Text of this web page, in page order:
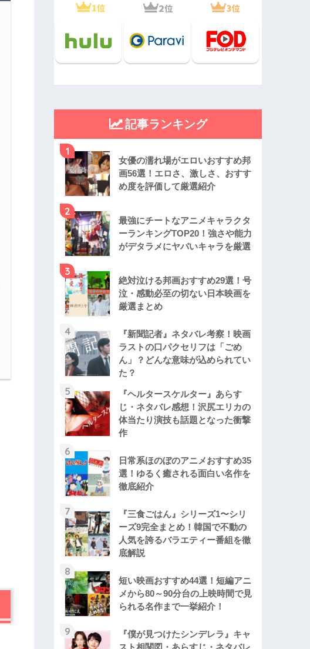
記事ランキング
1
女優の濡れ場がエロいおすすめ邦
画56選！エロさ、激しさ、おすす
め度を評価して厳選紹介
2
最強にチートなアニメキャラクタ
ーランキングTOP20！強さや能力
がデタラメにヤバいキャラを厳選
3
絶対泣ける邦画おすすめ29選！号
泣・感動必至の切ない日本映画を
厳選まとめ
4
『新聞記者』ネタバレ考察！映画
ラストの口パクセリフは「ごめ
ん」？どんな意味が込められてい
た？
5
『ヘルタースケルター』あらす
じ・ネタバレ感想！沢尻エリカの
体当たり演技も話題となった衝撃
作
6
日常系ほのぼのアニメおすすめ35
選！ゆるく癒される面白い名作を
徹底紹介
7
『三食ごはん』シリーズ1〜シリ
ーズ9完全まとめ！韓国で不動の
人気を誇るバラエティー番組を徹
底解説
8
短い映画おすすめ44選！短編アニ
メから80～90分台の上映時間で見
られる名作まで一挙紹介！
9
『僕が見つけたシンデレラ』キャ
スト相関図・あらすじ・ネタバレ